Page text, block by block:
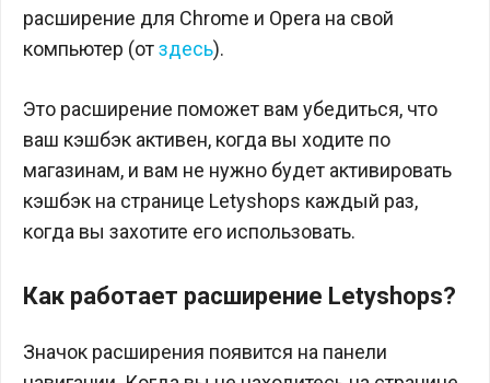
расширение для Chrome и Opera на свой
компьютер (отздесь).
Это расширение поможет вам убедиться, что
ваш кэшбэк активен, когда вы ходите по
магазинам, и вам не нужно будет активировать
кэшбэк на странице Letyshops каждый раз,
когда вы захотите его использовать.
Как работает расширение Letyshops?
Значок расширения появится на панели